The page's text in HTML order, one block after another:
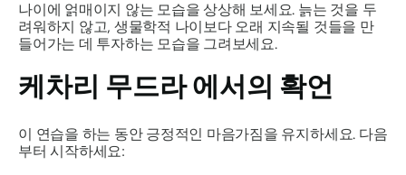
나이에 얽매이지 않는 모습을 상상해 보세요. 늙는 것을 두
려워하지 않고, 생물학적 나이보다 오래 지속될 것들을 만
들어가는 데 투자하는 모습을 그려보세요.
케차리 무드라에서의 확언
이 연습을 하는 동안 긍정적인 마음가짐을 유지하세요. 다음
부터 시작하세요: